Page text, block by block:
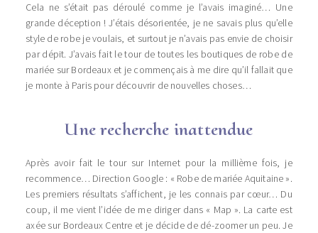
Cela ne s’était pas déroulé comme je l’avais imaginé… Une
grande déception ! J’étais désorientée, je ne savais plus qu’elle
style de robe je voulais, et surtout je n’avais pas envie de choisir
par dépit. J’avais fait le tour de toutes les boutiques de robe de
mariée sur Bordeaux et je commençais à me dire qu’il fallait que
je monte à Paris pour découvrir de nouvelles choses…
Une recherche inattendue
Après avoir fait le tour sur Internet pour la millième fois, je
recommence… Direction Google : « Robe de mariée Aquitaine ».
Les premiers résultats s’affichent, je les connais par cœur… Du
coup, il me vient l’idée de me diriger dans « Map ». La carte est
axée sur Bordeaux Centre et je décide de dé-zoomer un peu. Je